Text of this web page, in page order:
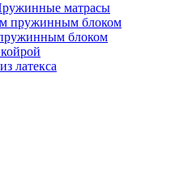
матрасы
пружинным блоком
блоком
латекса